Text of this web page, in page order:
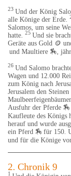
23 Und der König
alle Könige der Erde.
Salomos, um seine
hatte.25Und sie
Geräte aus Gold 🪙
und Maultiere 🏇 ,
26Und Salomo
Wagen und 12.000
zum König nach
Jerusalem den
Ausfuhr der Pferde 🏇
Kaufleute des
herauf und wurde
ein Pferd 🏇 ​für 150.
und für die Könige
2. Chronik 9
1